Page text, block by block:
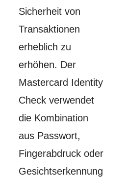
Sicherheit von
Transaktionen
erheblich zu
erhöhen. Der
Mastercard Identity
Check verwendet
die Kombination
aus Passwort,
Fingerabdruck oder
Gesichtserkennung